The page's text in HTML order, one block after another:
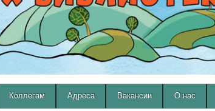
Коллегам Адреса Вакансии О нас